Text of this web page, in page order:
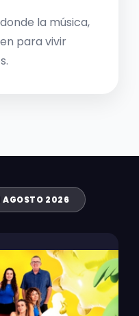
la música,
para vivir
AGOSTO 2026